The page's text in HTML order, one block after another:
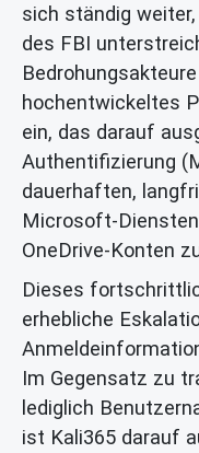
sich ständig
des FBI
hochentwickeltes
ein, das darauf
Authentifizierung
dauerhaften,
Microsoft-
OneDrive-Konten
Dieses
erhebliche
Im Gegensatz zu
lediglich
ist Kali365 darauf